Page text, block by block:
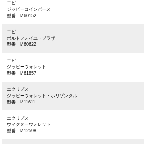
エピ
ジッピーコインパース
型番：M60152
エピ
ポルトフォイユ・ブラザ
型番：M60622
エピ
ジッピーウォレット
型番：M61857
エクリプス
ジッピーウォレット・ホリゾンタル
型番：M11611
エクリプス
ヴィクターウォレット
型番：M12598